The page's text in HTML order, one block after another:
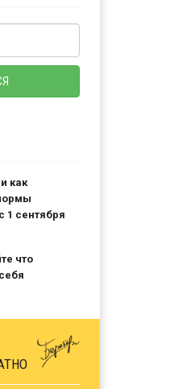
как
1 сентября
что